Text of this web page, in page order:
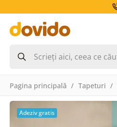
Pagina principală Tapeturi
Adeziv gratis